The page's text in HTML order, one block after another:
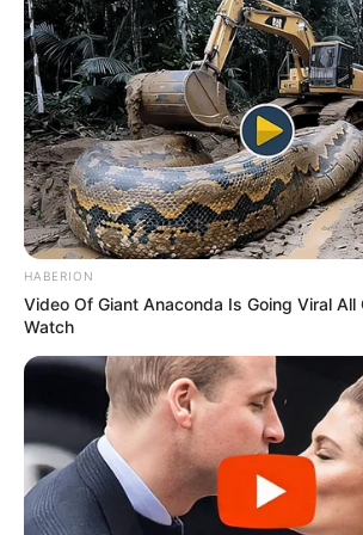
ΠΟΤΑΜΩΝ ΚΑΙ ΘΑΛΑΣΣΩΝ, ΤΣΟΥΝΑΜΙ
ΜΑΛΔΙΒΕΣ, ΠΟΥΚΕ, ΜΑΛΑΙΣΙΑ,
HABERION
Video Of Giant Anaconda Is Going Viral All
Watch